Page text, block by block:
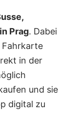
Prag. Dabei
Fahrkarte
in der
und sie
digital zu